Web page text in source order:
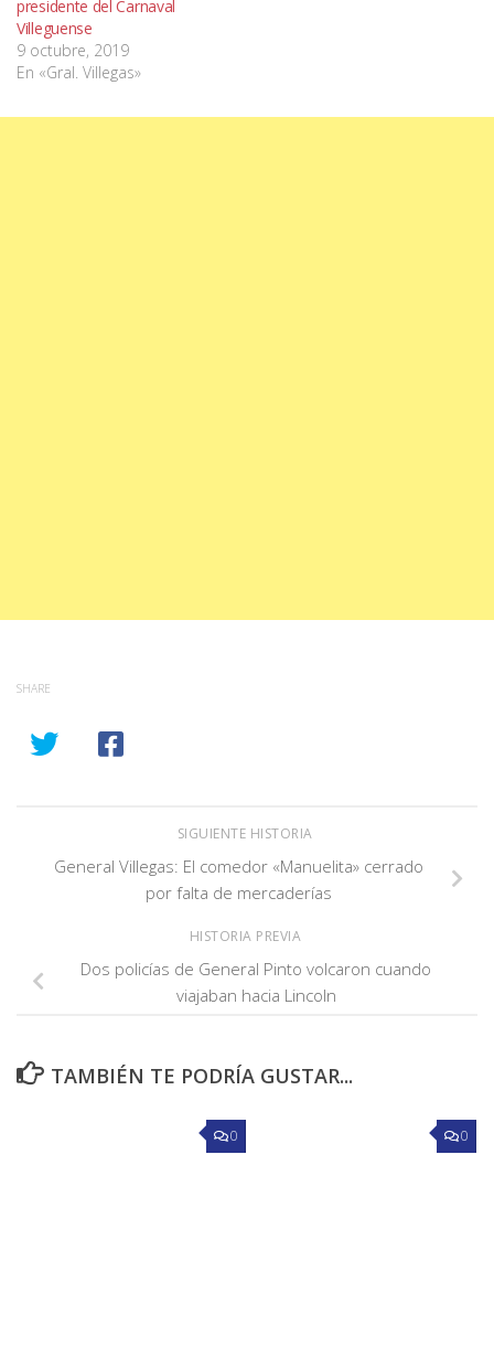
presidente del Carnaval
Villeguense
9 octubre, 2019
En «Gral. Villegas»
SHARE
SIGUIENTE HISTORIA
General Villegas: El comedor «Manuelita» cerrado
por falta de mercaderías
HISTORIA PREVIA
Dos policías de General Pinto volcaron cuando
viajaban hacia Lincoln
TAMBIÉN TE PODRÍA GUSTAR...
0 0